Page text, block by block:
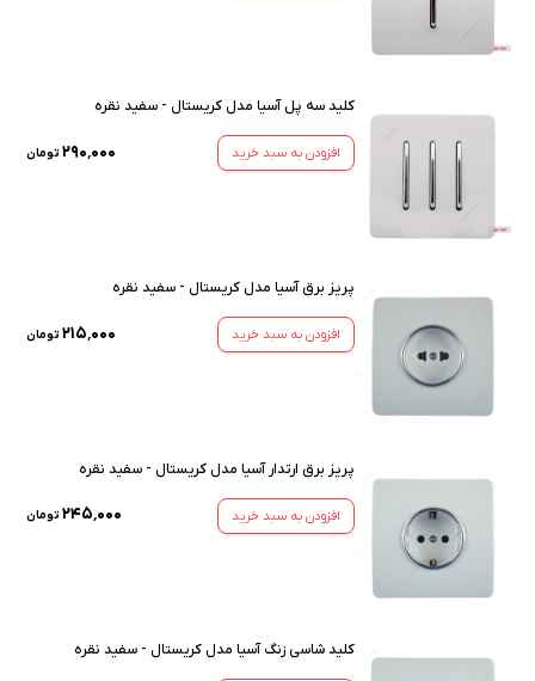
کلید سه پل آسیا مدل کریستال - سفید نقره
افزودن به سبد خرید ۲۹۰٬۰۰۰ تومان
پریز برق آسیا مدل کریستال - سفید نقره
افزودن به سبد خرید ۲۱۵٬۰۰۰ تومان
پریز برق ارتدار آسیا مدل کریستال - سفید نقره
افزودن به سبد خرید ۲۴۵٬۰۰۰ تومان
کلید شاسی زنگ آسیا مدل کریستال - سفید نقره